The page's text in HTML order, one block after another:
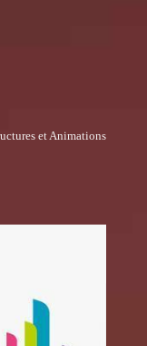
et Animations